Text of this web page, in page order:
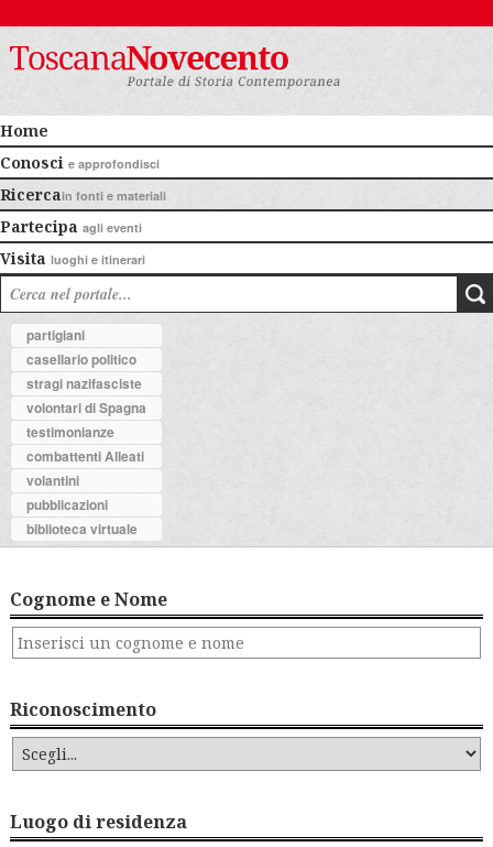
Home
Conosci e approfondisci
Ricercain fonti e materiali
Partecipa agli eventi
Visita luoghi e itinerari
partigiani
casellario politico
stragi nazifasciste
volontari di Spagna
testimonianze
combattenti Alleati
volantini
pubblicazioni
biblioteca virtuale
Cognome e Nome
Riconoscimento
Luogo di residenza